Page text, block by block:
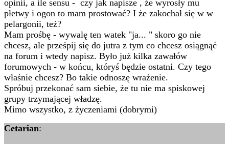
opinii, a ile sensu - czy jak napisze , że wyrosły mu
płetwy i ogon to mam prostować? I że zakochał się w w
pelargonii, też?
Mam prośbę - wywalę ten watek "ja... " skoro go nie
chcesz, ale prześpij się do jutra z tym co chcesz osiągnąć
na forum i wtedy napisz. Było już kilka zawałów
forumowych - w końcu, któryś będzie ostatni. Czy tego
właśnie chcesz? Bo takie odnoszę wrażenie.
Spróbuj przekonać sam siebie, że tu nie ma spiskowej
grupy trzymającej władzę.
Mimo wszystko, z życzeniami (dobrymi)
Cetarian: